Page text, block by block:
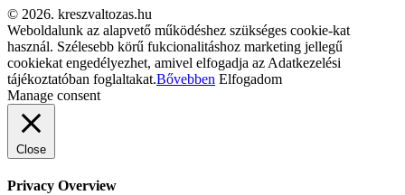
© 2026. kreszvaltozas.hu
Weboldalunk az alapvető működéshez szükséges cookie-kat
használ. Szélesebb körű fukcionalitáshoz marketing jellegű
cookiekat engedélyezhet, amivel elfogadja az Adatkezelési
tájékoztatóban foglaltakat.Bővebben Elfogadom
Manage consent
Close
Privacy Overview